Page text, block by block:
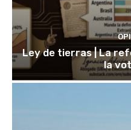
Ley de tierras | La
la